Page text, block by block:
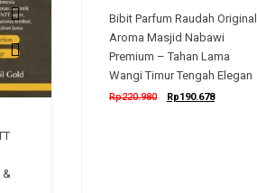
&
Bibit Parfum Raudah Original
Aroma Masjid Nabawi
Premium – Tahan Lama
Wangi Timur Tengah Elegan
Rp220.980 Rp190.678